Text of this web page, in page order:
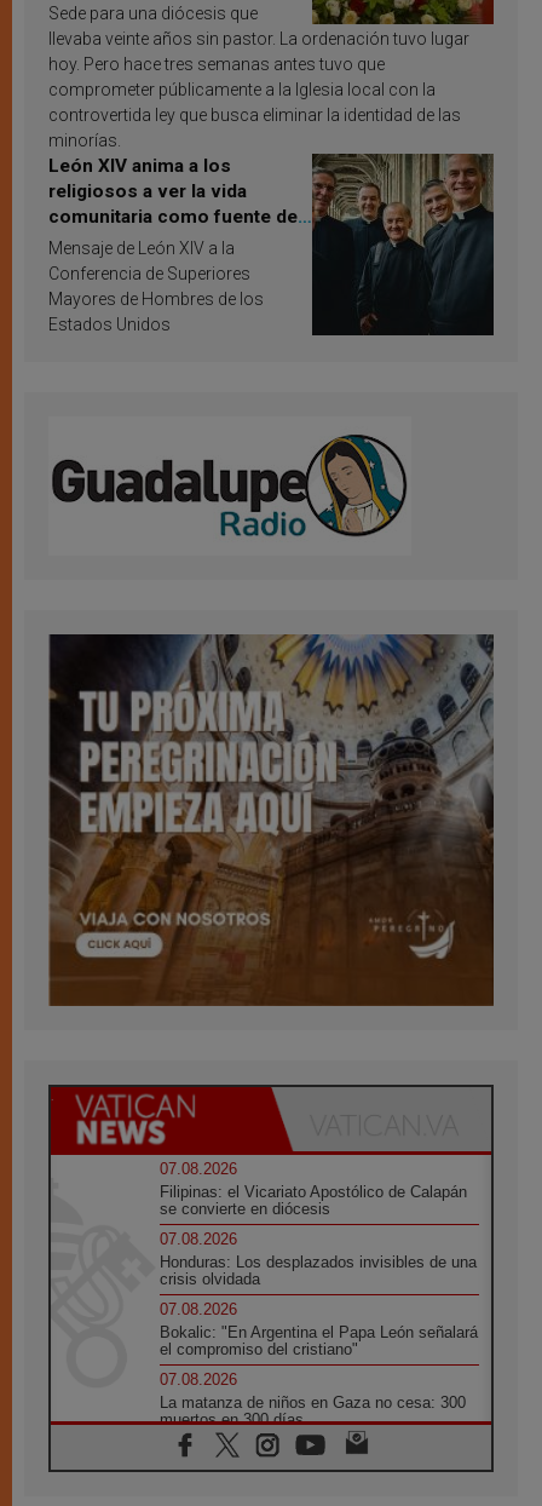
Sede para una diócesis que
llevaba veinte años sin pastor. La ordenación tuvo lugar
hoy. Pero hace tres semanas antes tuvo que
comprometer públicamente a la Iglesia local con la
controvertida ley que busca eliminar la identidad de las
minorías.
León XIV anima a los
religiosos a ver la vida
comunitaria como fuente de
inspiración y santificación
Mensaje de León XIV a la
Conferencia de Superiores
Mayores de Hombres de los
Estados Unidos
07.08.2026
Filipinas: el Vicariato Apostólico de Calapán
se convierte en diócesis
07.08.2026
Honduras: Los desplazados invisibles de una
crisis olvidada
07.08.2026
Bokalic: "En Argentina el Papa León señalará
el compromiso del cristiano"
07.08.2026
La matanza de niños en Gaza no cesa: 300
muertos en 300 días
07.08.2026
Tagle: La guerra desfigura el mundo, solo la